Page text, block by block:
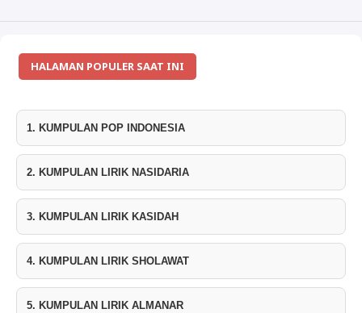
HALAMAN POPULER SAAT INI
1. KUMPULAN POP INDONESIA
2. KUMPULAN LIRIK NASIDARIA
3. KUMPULAN LIRIK KASIDAH
4. KUMPULAN LIRIK SHOLAWAT
5. KUMPULAN LIRIK ALMANAR